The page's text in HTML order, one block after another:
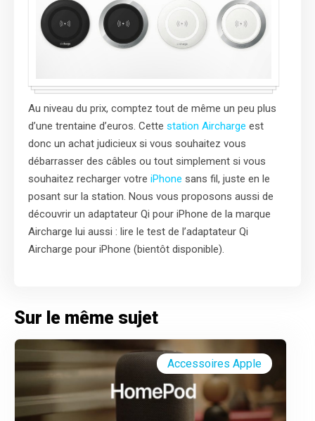
Au niveau du prix, comptez tout de même un peu plus
d’une trentaine d’euros. Cette station Aircharge est
donc un achat judicieux si vous souhaitez vous
débarrasser des câbles ou tout simplement si vous
souhaitez recharger votre iPhone sans fil, juste en le
posant sur la station. Nous vous proposons aussi de
découvrir un adaptateur Qi pour iPhone de la marque
Aircharge lui aussi : lire le test de l’adaptateur Qi
Aircharge pour iPhone (bientôt disponible).
Sur le même sujet
Accessoires Apple